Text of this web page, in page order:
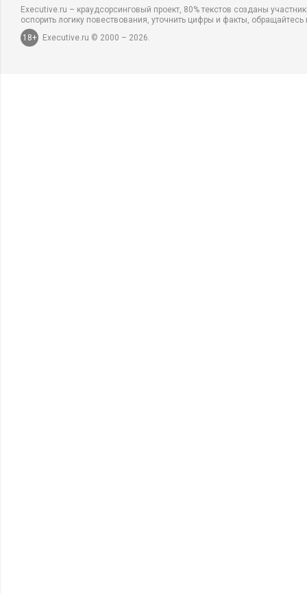
Executive.ru – краудсорсинговый проект, 80% текстов созданы
оспорить логику повествования, уточнить цифры и факты,
18+
Executive.ru © 2000 – 2026.